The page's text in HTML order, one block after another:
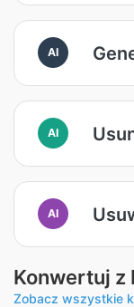
AI
AI
AI
Konwertuj z
Zobacz wszystkie